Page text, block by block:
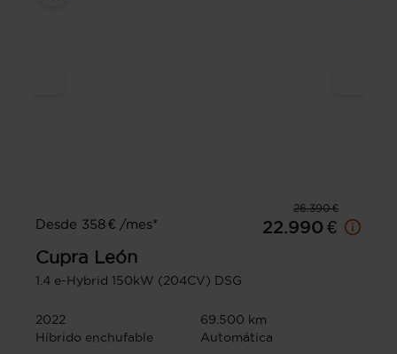
26.390 €
Desde 358 € /mes*
22.990 €
Cupra León
1.4 e-Hybrid 150kW (204CV) DSG
2022
69.500 km
Híbrido enchufable
Automática